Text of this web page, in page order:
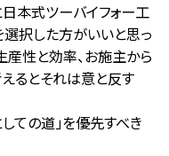
本式ツーバイフォー工
択した方がいいと思っ
産性と効率、お施主から
るとそれは意と反す
ての道」を優先すべき